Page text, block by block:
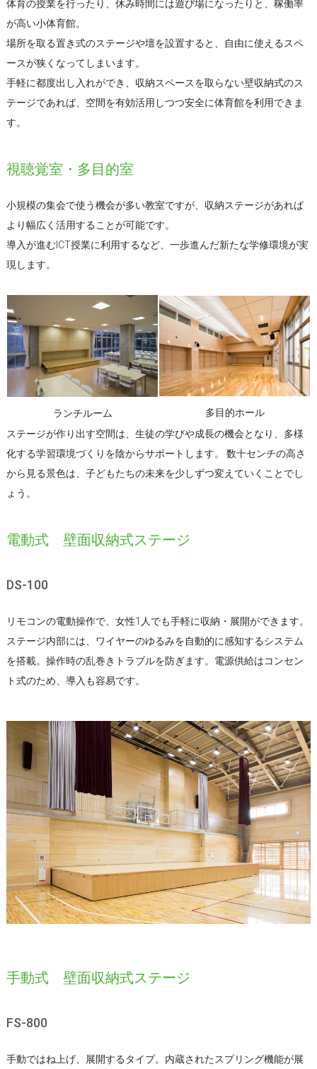
体育の授業を行ったり、休み時間には遊び場になったりと、稼働率
が高い小体育館。
場所を取る置き式のステージや壇を設置すると、自由に使えるスペ
ースが狭くなってしまいます。
手軽に都度出し入れができ、収納スペースを取らない壁収納式のス
テージであれば、空間を有効活用しつつ安全に体育館を利用できま
す。
視聴覚室・多目的室
小規模の集会で使う機会が多い教室ですが、収納ステージがあれば
より幅広く活用することが可能です。
導入が進むICT授業に利用するなど、一歩進んだ新たな学修環境が実
現します。
ランチルーム
多目的ホール
ステージが作り出す空間は、生徒の学びや成長の機会となり、多様
化する学習環境づくりを陰からサポートします。 数十センチの高さ
から見る景色は、子どもたちの未来を少しずつ変えていくことでし
ょう。
電動式 壁面収納式ステージ
DS-100
リモコンの電動操作で、女性1人でも手軽に収納・展開ができます。
ステージ内部には、ワイヤーのゆるみを自動的に感知するシステム
を搭載。操作時の乱巻きトラブルを防ぎます。電源供給はコンセン
ト式のため、導入も容易です。
手動式 壁面収納式ステージ
FS-800
手動ではね上げ、展開するタイプ。内蔵されたスプリング機能が展